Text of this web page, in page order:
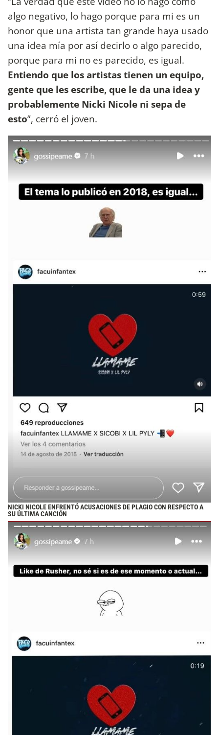
algo negativo, lo hago porque para mi es un
honor que una artista tan grande haya usado
una idea mía por así decirlo o algo parecido,
porque para mi no es parecido, es igual.
Entiendo que los artistas tienen un equipo,
gente que les escribe, que le da una idea y
probablemente Nicki Nicole ni sepa de
esto”, cerró el joven.
NICKI NICOLE ENFRENTÓ ACUSACIONES DE PLAGIO CON RESPECTO A
SU ÚLTIMA CANCIÓN